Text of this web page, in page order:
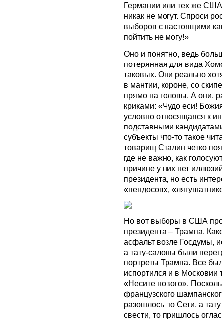
Германии или тех же
никак не могут. Спроси
выборов с настоящими
пойтить не могу!»
Оно и понятно, ведь
потерянная для вида
таковых. Они реально
в мантии, короне, со
прямо на головы. А они,
криками: «Чудо еси!
условно относящаяся к
подставными
субъекты что-то такое
товарищ Сталин четко
где не важно, как
причине у них нет
президента, но есть
«пендосов»,
Но вот выборы в США
президента – Трампа.
асфальт возле Госдумы,
а тату-салоны были
портреты Трампа. Все
испортился и в Московии
«Несите нового».
французского
разошлось по Сети, а
свести, то пришлось